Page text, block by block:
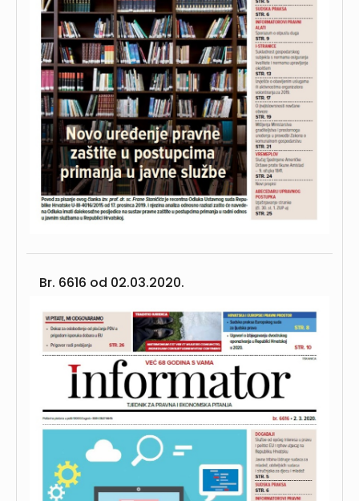
Br. 6616 od 02.03.2020.